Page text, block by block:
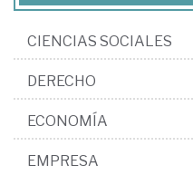
CIENCIAS SOCIALES
DERECHO
ECONOMÍA
EMPRESA